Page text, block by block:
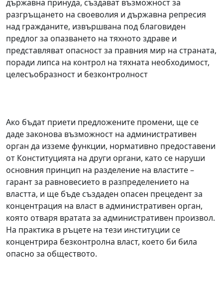
държавна принуда, създават възможност за
разгръщането на своеволия и държавна репресия
над гражданите, извършвана под благовиден
предлог за опазването на тяхното здраве и
представляват опасност за правния мир на страната,
поради липса на контрол на тяхната необходимост,
целесъобразност и безконтролност
Ако бъдат приети предложените промени, ще се
даде законова възможност на административен
орган да изземе функции, нормативно предоставени
от Конституцията на други органи, като се наруши
основния принцип на разделение на властите –
гарант за равновесието в разпределението на
властта, и ще бъде създаден опасен прецедент за
концентрация на власт в административен орган,
която отваря вратата за административен произвол.
На практика в ръцете на тези институции се
концентрира безконтролна власт, което би била
опасно за обществото.